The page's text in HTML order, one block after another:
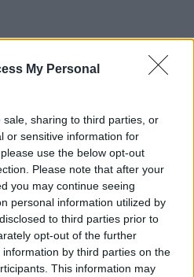
My Personal
sharing to third parties, or
or sensitive information for
use the below opt-out
Please note that after your
you may continue seeing
personal information utilized by
to third parties prior to
opt-out of the further
by third parties on the
This information may